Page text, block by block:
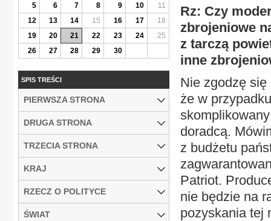
Rz: Czy
zbrojeniowe
z tarczą
inne
Nie zgodzę się
że w
doradcą.
z budżetu
Patriot.
nie będzie na
pozyskania tej
5
6 7 8 9 10
11
12
13 14 15 16 17
18
19
20 21 22 23 24
25
26
27 28 29 30
SPIS TREŚCI
PIERWSZA STRONA
DRUGA STRONA
TRZECIA STRONA
KRAJ
RZECZ O POLITYCE
ŚWIAT